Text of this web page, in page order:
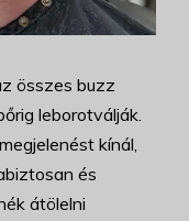
összes buzz
leborotválják.
kínál,
és
átölelni